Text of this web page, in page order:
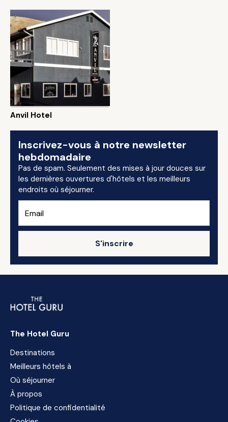
Anvil Hotel
Inscrivez-vous à notre newsletter
hebdomadaire
Pas de spam. Seulement des mises à jour douces sur
les dernières ouvertures d'hôtels et les meilleurs
endroits où séjourner.
S'inscrire
The Hotel Guru
Destinations
Meilleurs hôtels à
Où séjourner
À propos
Politique de confidentialité